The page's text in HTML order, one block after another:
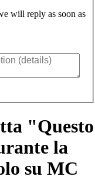
will reply as soon as
"Questo
la
su MC